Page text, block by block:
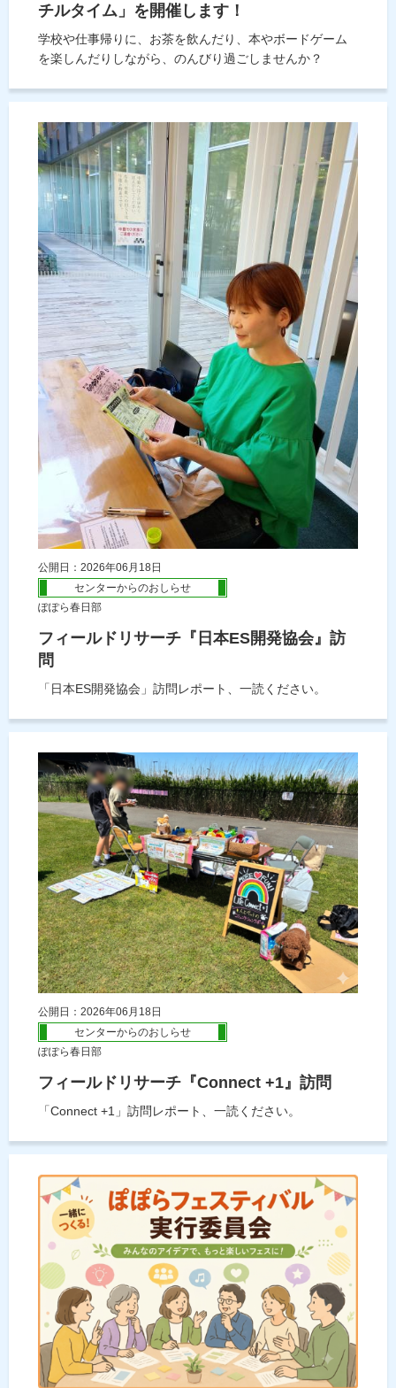
チルタイム」を開催します！
学校や仕事帰りに、お茶を飲んだり、本やボードゲーム
を楽しんだりしながら、のんびり過ごしませんか？
公開日：2026年06月18日
センターからのおしらせ
ぽぽら春日部
フィールドリサーチ『日本ES開発協会』訪
問
「日本ES開発協会」訪問レポート、一読ください。
公開日：2026年06月18日
センターからのおしらせ
ぽぽら春日部
フィールドリサーチ『Connect +1』訪問
「Connect +1」訪問レポート、一読ください。